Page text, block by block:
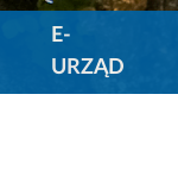
E-
URZĄD